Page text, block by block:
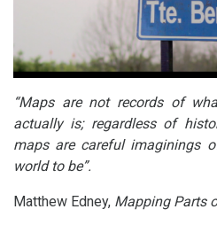
“Maps are not records of
actually is; regardless of
maps are careful imaginings
world to be”.
Matthew Edney, Mapping Parts